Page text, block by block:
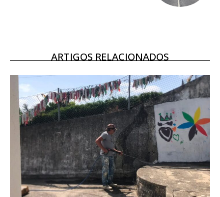
ASSINATURA
DIGITAL ANUAL
16€
12 meses
Acesso ao conteúdo online
Acesso aos conteúdos Exclusivos para
assinantes
Ofertas para assinatura anual
ARTIGOS RELACIONADOS